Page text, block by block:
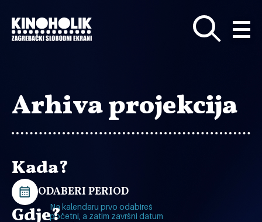
glavni
sadržaj
Arhiva projekcija
Kada?
ODABERI PERIOD
Na kalendaru prvo odabireš
početni, a zatim završni datum
Gdje?